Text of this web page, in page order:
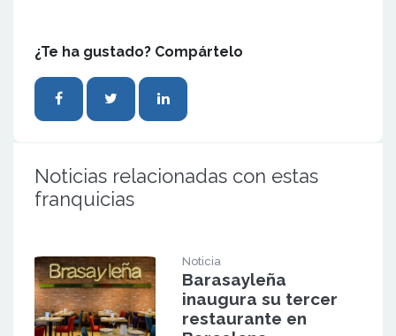
¿Te ha gustado? Compártelo
Noticias relacionadas con estas
franquicias
Noticia
Barasayleña
inaugura su tercer
restaurante en